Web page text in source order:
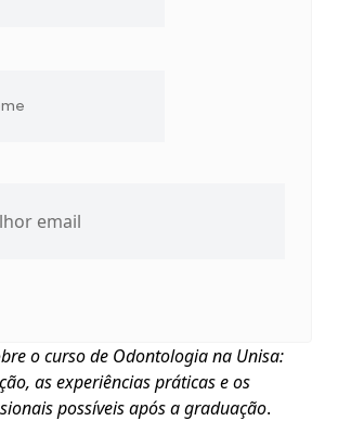
o curso de Odontologia na Unisa:
as experiências práticas e os
possíveis após a graduação.